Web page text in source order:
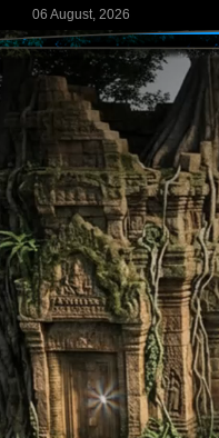
06 August, 2026